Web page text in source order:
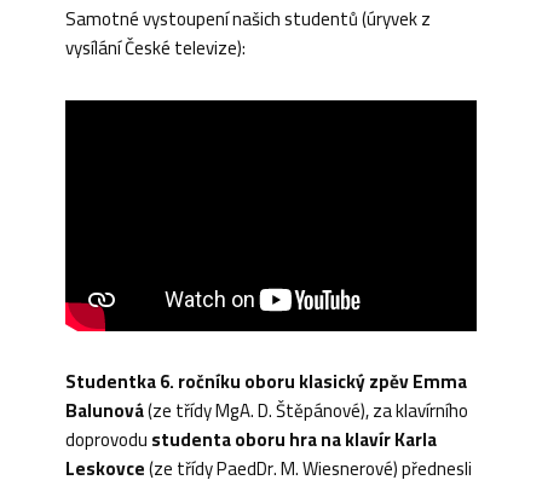
Samotné vystoupení našich studentů (úryvek z
vysílání České televize):
Studentka 6. ročníku oboru klasický zpěv Emma
Balunová(ze třídy MgA. D. Štěpánové), za klavírního
doprovodustudenta oboru hra na klavír Karla
Leskovce(ze třídy PaedDr. M. Wiesnerové) přednesli